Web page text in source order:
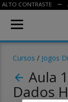
ALTO CONTRASTE remove
Cursos / Jogos
arrow_back Aula
Dados